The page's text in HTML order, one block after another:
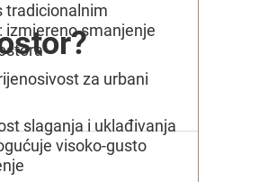
tradicionalnim
izmjereno smanjenje
za urbani
slaganja i uklađivanja
visoko-gusto